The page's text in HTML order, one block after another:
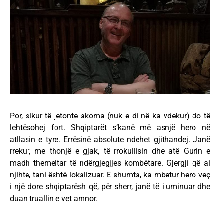
Por, sikur të jetonte akoma (nuk e di në ka vdekur) do të
lehtësohej fort. Shqiptarët s’kanë më asnjë hero në
atllasin e tyre. Errësinë absolute ndehet gjithandej. Janë
rrekur, me thonjë e gjak, të rrokullisin dhe atë Gurin e
madh themeltar të ndërgjegjjes kombëtare. Gjergji që ai
njihte, tani është lokalizuar. E shumta, ka mbetur hero veç
i një dore shqiptarësh që, për sherr, janë të iluminuar dhe
duan truallin e vet amnor.